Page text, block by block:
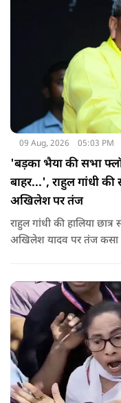
09 Aug, 2026 05:03 PM
'बड़का भैया की सभा
बाहर...', राहुल गांधी
अखिलेश पर तंज
राहुल गांधी की हालिया
अखिलेश यादव पर तंज कसा